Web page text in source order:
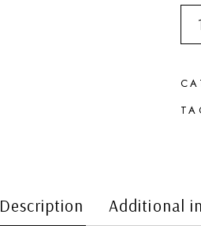
Description Additional